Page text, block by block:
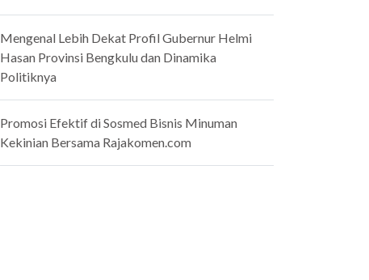
Mengenal Lebih Dekat Profil Gubernur Helmi
Hasan Provinsi Bengkulu dan Dinamika
Politiknya
Promosi Efektif di Sosmed Bisnis Minuman
Kekinian Bersama Rajakomen.com